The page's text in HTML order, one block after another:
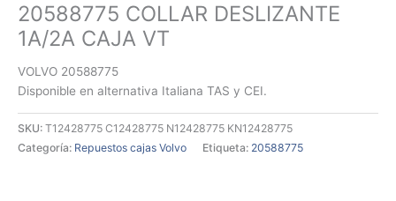
20588775 COLLAR DESLIZANTE
1A/2A CAJA VT
VOLVO 20588775
Disponible en alternativa Italiana TAS y CEI.
SKU: T12428775 C12428775 N12428775 KN12428775
Categoría: Repuestos cajas Volvo Etiqueta: 20588775